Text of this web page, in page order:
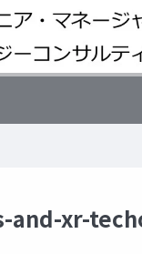
and-xr-